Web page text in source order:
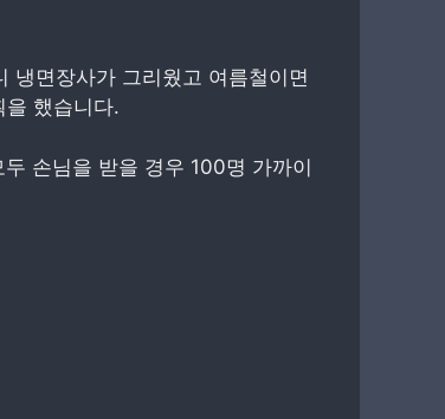
냉면장사가 그리웠고 여름철이면
했습니다.
손님을 받을 경우 100명 가까이